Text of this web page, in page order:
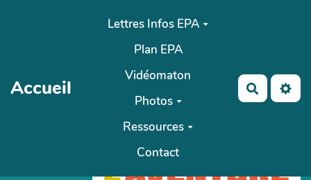
Aller au contenu principal
Accueil
Lettres Infos EPA
Plan EPA
Vidéomaton
Photos
Ressources
Contact